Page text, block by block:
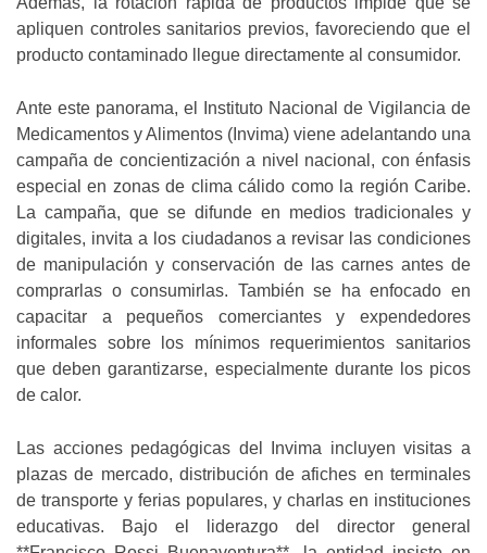
apliquen controles sanitarios previos, favoreciendo que el
producto contaminado llegue directamente al consumidor.
Ante este panorama, el Instituto Nacional de Vigilancia de
Medicamentos y Alimentos (Invima) viene adelantando una
campaña de concientización a nivel nacional, con énfasis
especial en zonas de clima cálido como la región Caribe.
La campaña, que se difunde en medios tradicionales y
digitales, invita a los ciudadanos a revisar las condiciones
de manipulación y conservación de las carnes antes de
comprarlas o consumirlas. También se ha enfocado en
capacitar a pequeños comerciantes y expendedores
informales sobre los mínimos requerimientos sanitarios
que deben garantizarse, especialmente durante los picos
de calor.
Las acciones pedagógicas del Invima incluyen visitas a
plazas de mercado, distribución de afiches en terminales
de transporte y ferias populares, y charlas en instituciones
educativas. Bajo el liderazgo del director general